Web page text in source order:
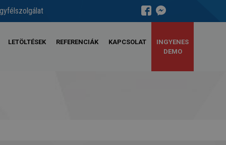
LETÖLTÉSEK REFERENCIÁK KAPCSOLAT
INGYENES
DEMO